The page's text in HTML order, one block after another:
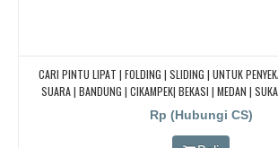
CARI PINTU LIPAT | FOLDING | SLIDING | UNTUK
SUARA | BANDUNG | CIKAMPEK| BEKASI | MEDAN |
BANTEN
Rp (Hubungi CS)